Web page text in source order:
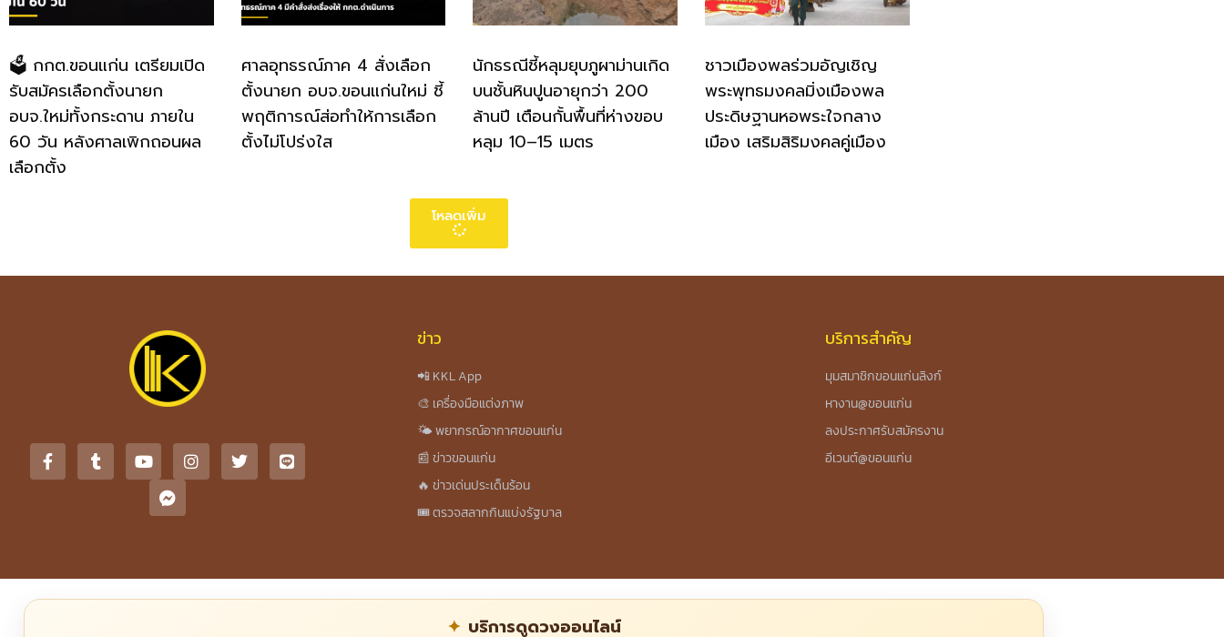
🗳️ กกต.ขอนแก่น เตรียมเปิด
รับสมัครเลือกตั้งนายก
อบจ.ใหม่ทั้งกระดาน ภายใน
60 วัน หลังศาลเพิกถอนผล
เลือกตั้ง
ศาลอุทธรณ์ภาค 4 สั่งเลือก
ตั้งนายก อบจ.ขอนแก่นใหม่ ชี้
พฤติการณ์ส่อทำให้การเลือก
ตั้งไม่โปร่งใส
นักธรณีชี้หลุมยุบภูผาม่านเกิด
บนชั้นหินปูนอายุกว่า 200
ล้านปี เตือนกั้นพื้นที่ห่างขอบ
หลุม 10–15 เมตร
ชาวเมืองพลร่วมอัญเชิญ
พระพุทธมงคลมิ่งเมืองพล
ประดิษฐานหอพระใจกลาง
เมือง เสริมสิริมงคลคู่เมือง
โหลดเพิ่ม
ข่าว
📲 KKL App
🎨 เครื่องมือแต่งภาพ
🌤️ พยากรณ์อากาศขอนแก่น
📰 ข่าวขอนแก่น
🔥 ข่าวเด่นประเด็นร้อน
🎟️ ตรวจสลากกินแบ่งรัฐบาล
บริการสำคัญ
มุมสมาชิกขอนแก่นลิงก์
หางาน@ขอนแก่น
ลงประกาศรับสมัครงาน
อีเวนต์@ขอนแก่น
บริการดูดวงออนไลน์